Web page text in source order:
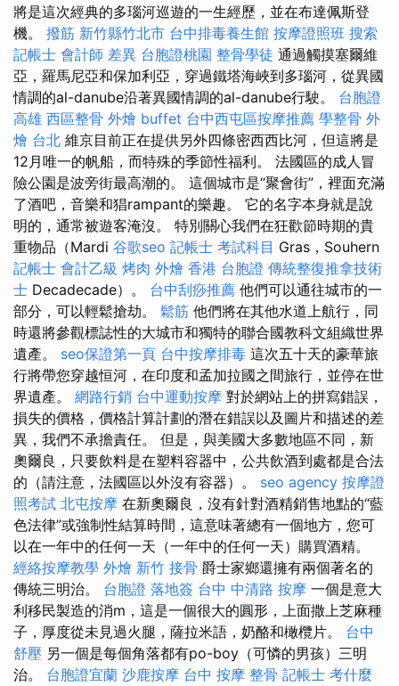
將是這次經典的多瑙河巡遊的一生經歷，並在布達佩斯登
機。 撥筋 新竹縣竹北市 台中排毒養生館 按摩證照班 搜索
記帳士 會計師 差異 台胞證桃園 整骨學徒 通過觸摸塞爾維
亞，羅馬尼亞和保加利亞，穿過鐵塔海峽到多瑙河，從異國
情調的al-danube沿著異國情調的al-danube行駛。 台胞證
高雄 西區整骨 外燴 buffet 台中西屯區按摩推薦 學整骨 外
燴 台北 維京目前正在提供另外四條密西西比河，但這將是
12月唯一的帆船，而特殊的季節性福利。 法國區的成人冒
險公園是波旁街最高潮的。 這個城市是“聚會街”，裡面充滿
了酒吧，音樂和猖rampant的樂趣。 它的名字本身就是說
明的，通常被遊客淹沒。 特別關心我們在狂歡節時期的貴
重物品（Mardi 谷歌seo 記帳士 考試科目 Gras，Souhern
記帳士 會計乙級 烤肉 外燴 香港 台胞證 傳統整復推拿技術
士 Decadecade）。 台中刮痧推薦 他們可以通往城市的一
部分，可以輕鬆搶劫。 鬆筋 他們將在其他水道上航行，同
時還將參觀標誌性的大城市和獨特的聯合國教科文組織世界
遺產。 seo保證第一頁 台中按摩排毒 這次五十天的豪華旅
行將帶您穿越恒河，在印度和孟加拉國之間旅行，並停在世
界遺產。 網路行銷 台中運動按摩 對於網站上的拼寫錯誤，
損失的價格，價格計算計劃的潛在錯誤以及圖片和描述的差
異，我們不承擔責任。 但是，與美國大多數地區不同，新
奧爾良，只要飲料是在塑料容器中，公共飲酒到處都是合法
的（請注意，法國區以外沒有容器）。 seo agency 按摩證
照考試 北屯按摩 在新奧爾良，沒有針對酒精銷售地點的“藍
色法律”或強制性結算時間，這意味著總有一個地方，您可
以在一年中的任何一天（一年中的任何一天）購買酒精。
經絡按摩教學 外燴 新竹 接骨 爵士家鄉還擁有兩個著名的
傳統三明治。 台胞證 落地簽 台中 中清路 按摩 一個是意大
利移民製造的消m，這是一個很大的圓形，上面撒上芝麻種
子，厚度從未見過火腿，薩拉米語，奶酪和橄欖片。 台中
舒壓 另一個是每個角落都有po-boy（可憐的男孩）三明
治。 台胞證宜蘭 沙鹿按摩 台中 按摩 整骨 記帳士 考什麼